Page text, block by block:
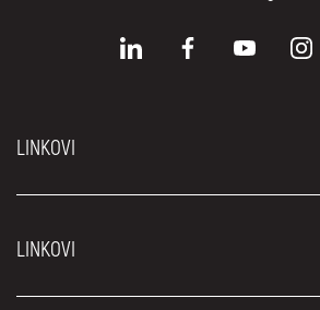
LINKOVI
Luksuzni automobili
LINKOVI